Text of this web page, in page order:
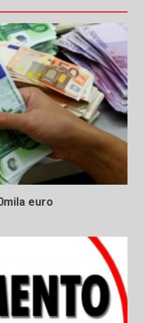
euro